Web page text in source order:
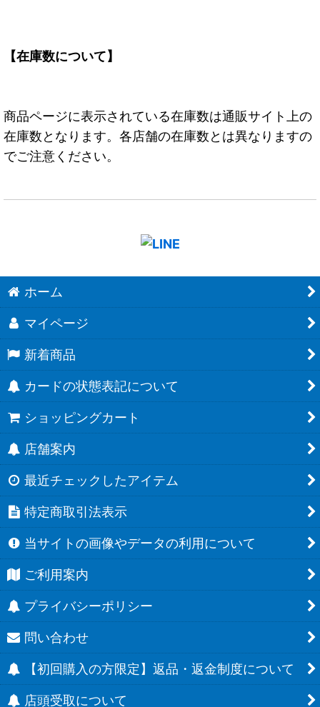
【在庫数について】
商品ページに表示されている在庫数は通販サイト上の
在庫数となります。各店舗の在庫数とは異なりますの
でご注意ください。
ホーム
マイページ
新着商品
カードの状態表記について
ショッピングカート
店舗案内
最近チェックしたアイテム
特定商取引法表示
当サイトの画像やデータの利用について
ご利用案内
プライバシーポリシー
問い合わせ
【初回購入の方限定】返品・返金制度について
店頭受取について